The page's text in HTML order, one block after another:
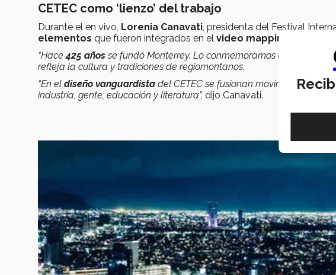
CETEC como ‘lienzo’ del trabajo
Durante el en vivo, Lorenia Canavati , presidenta del Festival
elementos que fueron integrados en el video mapping
“Hace425 añosse fundó Monterrey. Lo conmemoramos
refleja la cultura y tradiciones de regiomontanos.
“En el diseño vanguardista del CETEC se fusionan movimientos e
industria, gente, educación y literatura”, dijo Canavati.